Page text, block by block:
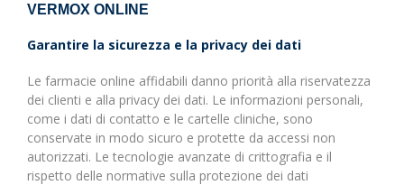
VERMOX ONLINE
Garantire la sicurezza e la privacy dei dati
Le farmacie online affidabili danno priorità alla riservatezza
dei clienti e alla privacy dei dati. Le informazioni personali,
come i dati di contatto e le cartelle cliniche, sono
conservate in modo sicuro e protette da accessi non
autorizzati. Le tecnologie avanzate di crittografia e il
rispetto delle normative sulla protezione dei dati